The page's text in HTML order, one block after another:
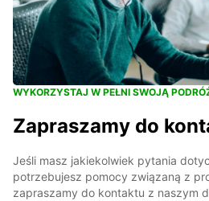
WYKORZYSTAJ W PEŁNI SWOJĄ
Zapraszamy do
Jeśli masz jakiekolwiek pytania
potrzebujesz pomocy związaną z
zapraszamy do kontaktu z naszym